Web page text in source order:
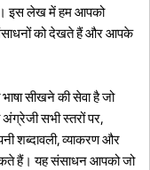
इस लेख में हम आपको
को देखते हैं और आपके
सीखने की सेवा है जो
सभी स्तरों पर,
शब्दावली, व्याकरण और
हैं। यह संसाधन आपको जो